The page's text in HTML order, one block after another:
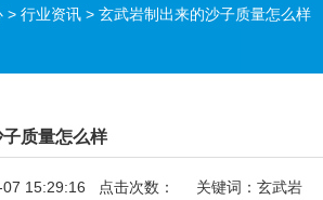
> 行业资讯 > 玄武岩制出来的沙子质量怎么样
质量怎么样
15:29:16 点击次数： 关键词：玄武岩